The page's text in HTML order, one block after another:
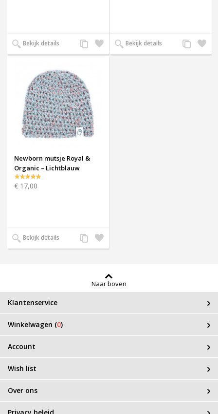
Bekijk details
Zet
op
Voeg
toe
Bekijk details
Zet
op
Voeg
toe
Newborn mutsje Royal &
Organic – Lichtblauw
€ 17,00
Bekijk details
Zet
op
Voeg
toe
Naar boven
Klantenservice
Winkelwagen (0)
Account
Wish list
Over ons
Privacy beleid